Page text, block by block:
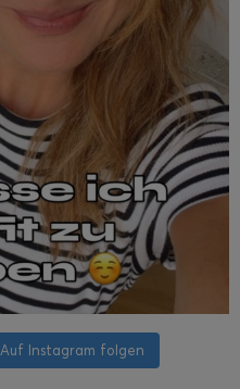
Auf Instagram folgen